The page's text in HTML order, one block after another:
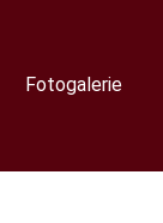
Fotogalerie